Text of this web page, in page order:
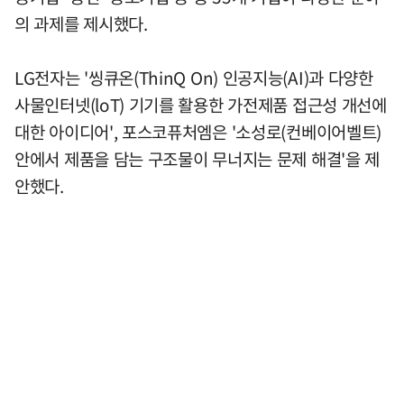
의 과제를 제시했다.
LG전자는 '씽큐온(ThinQ On) 인공지능(AI)과 다양한
사물인터넷(loT) 기기를 활용한 가전제품 접근성 개선에
대한 아이디어', 포스코퓨처엠은 '소성로(컨베이어벨트)
안에서 제품을 담는 구조물이 무너지는 문제 해결'을 제
안했다.